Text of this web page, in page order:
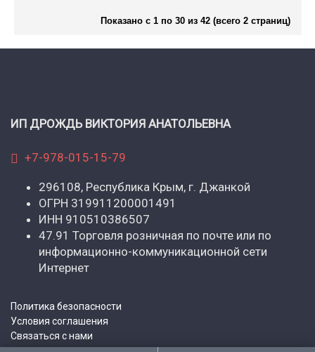
Показано с 1 по 30 из 42 (всего 2 страниц)
ИП ДРОЖДЬ ВИКТОРИЯ АНАТОЛЬЕВНА
+7-978-015-15-79
296108, Республика Крым, г. Джанкой
ОГРН 319911200001491
ИНН 910510386507
47.91 Торговля розничная по почте или по
информационно-коммуникационной сети
Интернет
Политика безопасности
Условия соглашения
Связаться с нами